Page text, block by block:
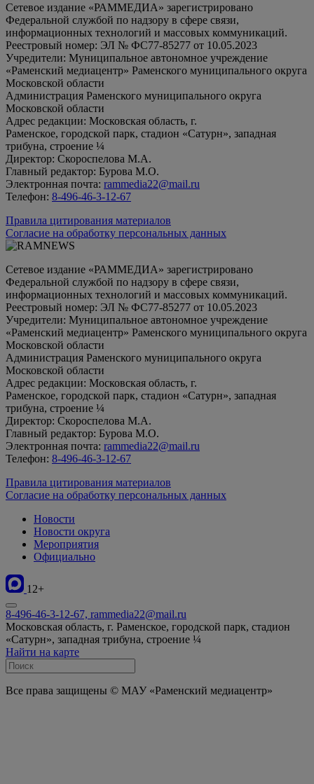
Сетевое издание «РАММЕДИА» зарегистрировано
Федеральной службой по надзору в сфере связи,
информационных технологий и массовых коммуникаций.
Реестровый номер: ЭЛ № ФС77-85277 от 10.05.2023
Учредители: Муниципальное автономное учреждение
«Раменский медиацентр» Раменского муниципального округа
Московской области
Администрация Раменского муниципального округа
Московской области
Адрес редакции: Московская область, г.
Раменское, городской парк, стадион «Сатурн», западная
трибуна, строение ¼
Директор: Скороспелова М.А.
Главный редактор: Бурова М.О.
Электронная почта: rammedia22@mail.ru
Телефон: 8-496-46-3-12-67
Правила цитирования материалов
Согласие на обработку персональных данных
Сетевое издание «РАММЕДИА» зарегистрировано
Федеральной службой по надзору в сфере связи,
информационных технологий и массовых коммуникаций.
Реестровый номер: ЭЛ № ФС77-85277 от 10.05.2023
Учредители: Муниципальное автономное учреждение
«Раменский медиацентр» Раменского муниципального округа
Московской области
Администрация Раменского муниципального округа
Московской области
Адрес редакции: Московская область, г.
Раменское, городской парк, стадион «Сатурн», западная
трибуна, строение ¼
Директор: Скороспелова М.А.
Главный редактор: Бурова М.О.
Электронная почта: rammedia22@mail.ru
Телефон: 8-496-46-3-12-67
Правила цитирования материалов
Согласие на обработку персональных данных
Новости
Новости округа
Мероприятия
Официально
12+
8-496-46-3-12-67, rammedia22@mail.ru
Московская область, г. Раменское, городской парк, стадион
«Сатурн», западная трибуна, строение ¼
Найти на карте
Все права защищены © МАУ «Раменский медиацентр»